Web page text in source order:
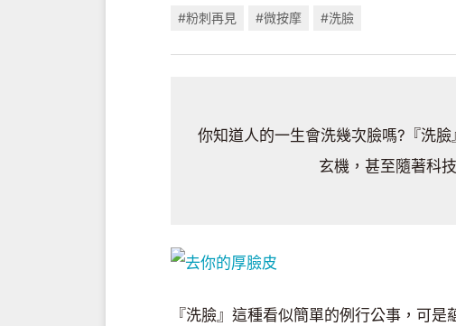
#粉刺再見 #微按摩 #洗臉
你知道人的一生會洗幾次臉嗎?『洗
玄機，甚至隨著科
『洗臉』這種看似簡單的例行公事，可